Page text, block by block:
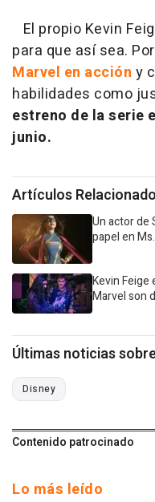
El propio Kevin
para que así sea.
Marvel en acción y
habilidades como
estreno de la serie
junio.
Artículos
Un actor de
papel en
Kevin Feige
Marvel son
Últimas noticias
Disney
Contenido patrocinado
Lo más leído